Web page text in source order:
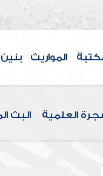
المواريث
العلمية البث